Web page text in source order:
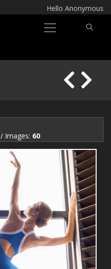
Hello Anonymous
/ Images: 60